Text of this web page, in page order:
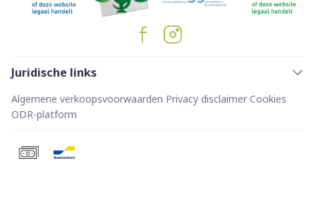
Juridische links
Algemene verkoopsvoorwaarden Privacy disclaimer Cookies
ODR-platform